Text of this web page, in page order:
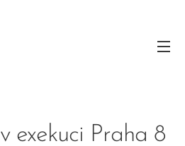
exekuci Praha 8